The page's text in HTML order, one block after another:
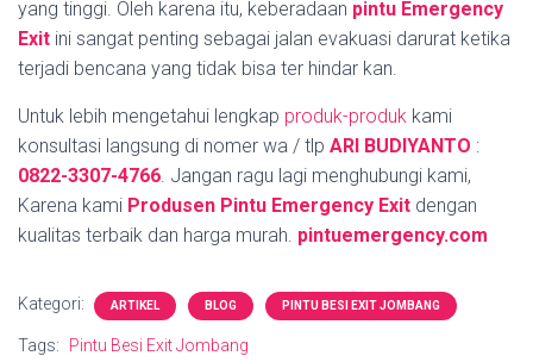
yang tinggi. Oleh karena itu, keberadaan pintu Emergency
Exit ini sangat penting sebagai jalan evakuasi darurat ketika
terjadi bencana yang tidak bisa ter hindar kan.
Untuk lebih mengetahui lengkap produk-produk kami
konsultasi langsung di nomer wa / tlp ARI BUDIYANTO :
0822-3307-4766. Jangan ragu lagi menghubungi kami,
Karena kami Produsen Pintu Emergency Exit dengan
kualitas terbaik dan harga murah. pintuemergency.com
Kategori: ARTIKEL BLOG PINTU BESI EXIT JOMBANG
Tags: Pintu Besi Exit Jombang